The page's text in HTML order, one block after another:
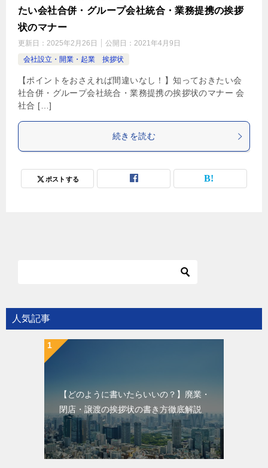
たい会社合併・グループ会社統合・業務提携の挨拶
状のマナー
更新日： 2025年2月26日 公開日： 2021年4月9日
会社設立・開業・起業 挨拶状
【ポイントをおさえれば間違いなし！】知っておきたい会
社合併・グループ会社統合・業務提携の挨拶状のマナー 会
社合 […]
続きを読む
ポストする
人気記事
【どのように書いたらいいの？】廃業・
閉店・譲渡の挨拶状の書き方徹底解説